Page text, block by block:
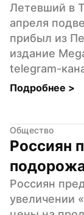
Летевший в
апреля
прибыл из
издание
telegram-
Подробнее >
Общество
Россиян
Россиян
увеличении